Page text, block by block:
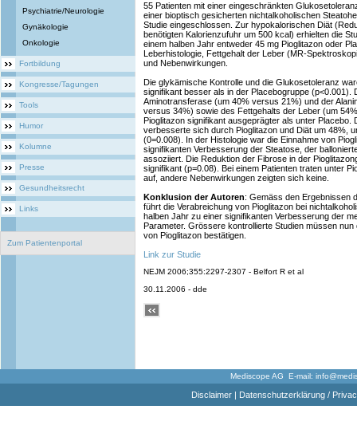
Psychiatrie/Neurologie
Gynäkologie
Onkologie
Fortbildung
Kongresse/Tagungen
Tools
Humor
Kolumne
Presse
Gesundheitsrecht
Links
Zum Patientenportal
55 Patienten mit einer eingeschränkten
einer bioptisch gesicherten nichtalkoholischen
Studie eingeschlossen. Zur hypokalorischen Diät
benötigten Kalorienzufuhr um 500 kcal) erhielten die
einem halben Jahr entweder 45 mg Pioglitazon oder
Leberhistologie, Fettgehalt der Leber (MR-
und Nebenwirkungen.
Die glykämische Kontrolle und die Glukosetoleranz
signifikant besser als in der Placebogruppe (p<0.001).
Aminotransferase (um 40% versus 21%) und der
versus 34%) sowie des Fettgehalts der Leber (um
Pioglitazon signifikant ausgeprägter als unter Placebo.
verbesserte sich durch Pioglitazon und Diät um 48%,
(0=0.008). In der Histologie war die Einnahme von
signifikanten Verbesserung der Steatose, der
assoziiert. Die Reduktion der Fibrose in der
signifikant (p=0.08). Bei einem Patienten traten unter
auf, andere Nebenwirkungen zeigten sich keine.
Konklusion der Autoren: Gemäss den Ergebnissen
führt die Verabreichung von Pioglitazon bei
halben Jahr zu einer signifikanten Verbesserung der
Parameter. Grössere kontrollierte Studien müssen
von Pioglitazon bestätigen.
Link zur Studie
NEJM 2006;355:2297-2307 - Belfort R et al
30.11.2006 - dde
Mediscope AG E-mail:
Disclaimer| Datenschutzerklärung /